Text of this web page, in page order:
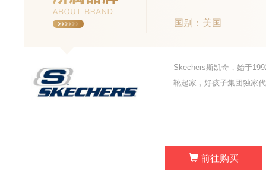
国别：美国
Skechers斯凯奇，始于
靴起家，好孩子集团独家
前往购买